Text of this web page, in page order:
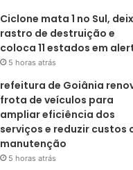
Ciclone mata 1 no Sul,
rastro de destruição e
coloca 11 estados em
5 horas atrás
refeitura de Goiânia
frota de veículos para
ampliar eficiência dos
serviços e reduzir custos
manutenção
5 horas atrás